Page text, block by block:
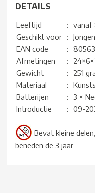
DETAILS
Leeftijd :
vanaf
Geschikt voor
:
EAN code
:
Afmetingen
:
Gewicht
:
251
Materiaal
:
Batterijen
:
3 ×
Introductie
: 09-
Bevat kleine
beneden de 3 jaar